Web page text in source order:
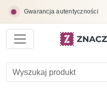
Gwarancja autentyczności